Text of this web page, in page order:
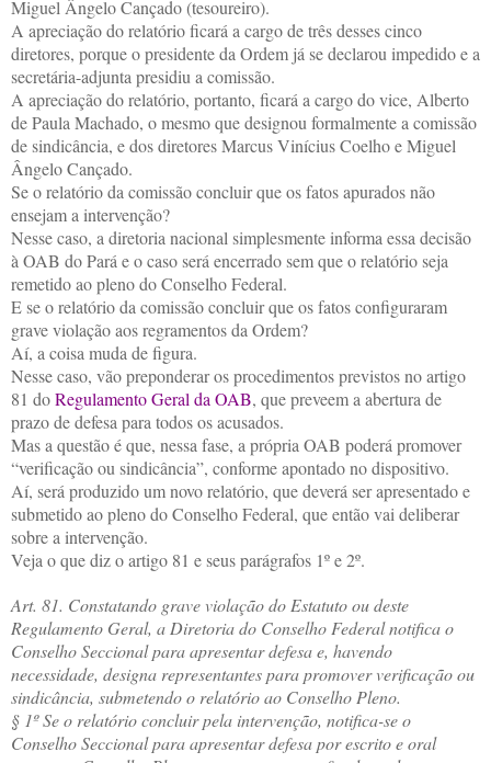
Miguel Ângelo Cançado (tesoureiro).
A apreciação do relatório ficará a cargo de três desses cinco
diretores, porque o presidente da Ordem já se declarou impedido e a
secretária-adjunta presidiu a comissão.
A apreciação do relatório, portanto, ficará a cargo do vice, Alberto
de Paula Machado, o mesmo que designou formalmente a comissão
de sindicância, e dos diretores Marcus Vinícius Coelho e Miguel
Ângelo Cançado.
Se o relatório da comissão concluir que os fatos apurados não
ensejam a intervenção?
Nesse caso, a diretoria nacional simplesmente informa essa decisão
à OAB do Pará e o caso será encerrado sem que o relatório seja
remetido ao pleno do Conselho Federal.
E se o relatório da comissão concluir que os fatos configuraram
grave violação aos regramentos da Ordem?
Aí, a coisa muda de figura.
Nesse caso, vão preponderar os procedimentos previstos no artigo
81 doRegulamento Geral da OAB, que preveem a abertura de
prazo de defesa para todos os acusados.
Mas a questão é que, nessa fase, a própria OAB poderá promover
“verificação ou sindicância”, conforme apontado no dispositivo.
Aí, será produzido um novo relatório, que deverá ser apresentado e
submetido ao pleno do Conselho Federal, que então vai deliberar
sobre a intervenção.
Veja o que diz o artigo 81 e seus parágrafos 1º e 2º.
Art. 81. Constatando grave violação do Estatuto ou deste
Regulamento Geral, a Diretoria do Conselho Federal notifica o
Conselho Seccional para apresentar defesa e, havendo
necessidade, designa representantes para promover verificação ou
sindicância, submetendo o relatório ao Conselho Pleno.
§ 1º Se o relatório concluir pela intervenção, notifica-se o
Conselho Seccional para apresentar defesa por escrito e oral